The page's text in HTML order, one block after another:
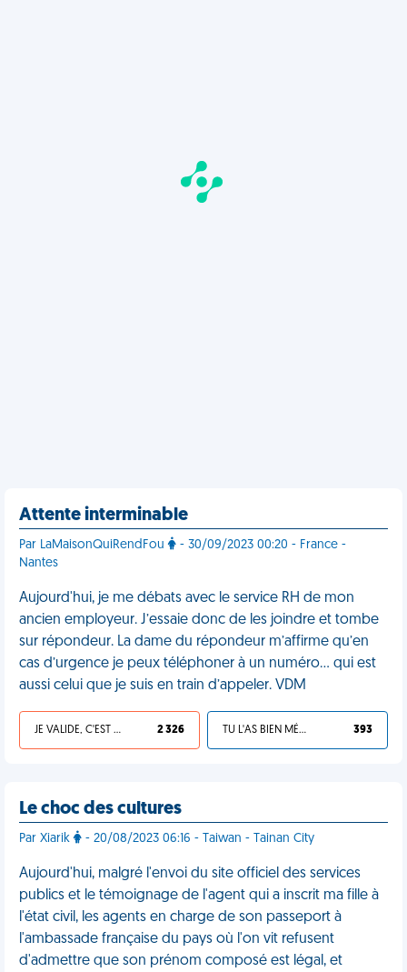
Attente interminable
Par LaMaisonQuiRendFou
- 30/09/2023 00:20 - France -
Nantes
Aujourd'hui, je me débats avec le service RH de mon
ancien employeur. J’essaie donc de les joindre et tombe
sur répondeur. La dame du répondeur m’affirme qu’en
cas d’urgence je peux téléphoner à un numéro… qui est
aussi celui que je suis en train d’appeler. VDM
JE VALIDE, C'EST UNE VDM 2 326 TU L'AS BIEN MÉRITÉ 393
Le choc des cultures
Par Xiarik - 20/08/2023 06:16 - Taiwan - Tainan City
Aujourd'hui, malgré l'envoi du site officiel des services
publics et le témoignage de l'agent qui a inscrit ma fille à
l'état civil, les agents en charge de son passeport à
l'ambassade française du pays où l'on vit refusent
d'admettre que son prénom composé est légal, et